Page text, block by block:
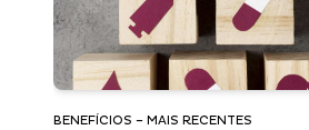
BENEFÍCIOS – MAIS RECENTES